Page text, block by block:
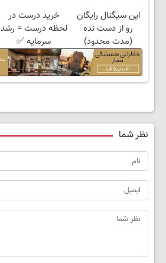
این سیگنال رایگان
رو از دست نده
(مدت محدود)
خرید درست در
لحظه درست = رشد
سرمایه ✅
نظر شما